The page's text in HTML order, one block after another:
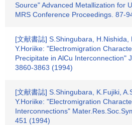
Source" Advanced Metallization for
MRS Conference Proceedings. 87-
[文献書誌] S.Shingubara, H.Nishida,
Y.Horiike: "Electromigration
Precipitate in AlCu Interconnection"
3860-3863 (1994)
[文献書誌] S.Shingubara, K.Fujiki,
Y.Horiike: "Electromigration
Interconnections"
451 (1994)